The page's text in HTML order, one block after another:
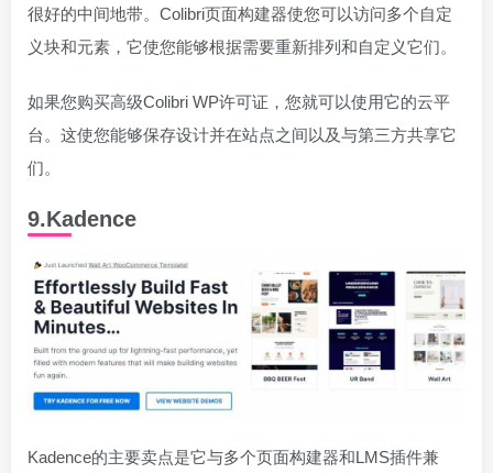
很好的中间地带。Colibri页面构建器使您可以访问多个自定
义块和元素，它使您能够根据需要重新排列和自定义它们。
如果您购买高级Colibri WP许可证，您就可以使用它的云平
台。这使您能够保存设计并在站点之间以及与第三方共享它
们。
9.Kadence
Kadence的主要卖点是它与多个页面构建器和LMS插件兼